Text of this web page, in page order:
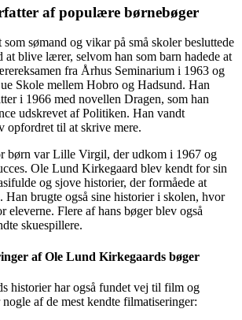
af populære børnebøger
sømand og vikar på små skoler besluttede
blive lærer, selvom han som barn hadede at
fra Århus Seminarium i 1963 og
Skole mellem Hobro og Hadsund. Han
i 1966 med novellen Dragen, som han
udskrevet af Politiken. Han vandt
opfordret til at skrive mere.
børn var Lille Virgil, der udkom i 1967 og
Ole Lund Kirkegaard blev kendt for sin
og sjove historier, der formåede at
Han brugte også sine historier i skolen, hvor
eleverne. Flere af hans bøger blev også
skuespillere.
af Ole Lund Kirkegaards bøger
historier har også fundet vej til film og
af de mest kendte filmatiseringer: